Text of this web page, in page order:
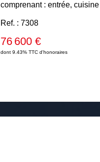
comprenant : entrée,
séjour/salon avec cheminée
l'étage : palier et deux
chauffage électrique. Cave
cour avec terrasse
Ref. : 7308
76 600 €
dont 9.43% TTC d'honoraires